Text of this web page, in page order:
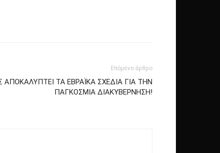
Επόμενο άρθρο
ΑΠΟΚΑΛΥΠΤΕΙ ΤΑ ΕΒΡΑΪΚΑ ΣΧΕΔΙΑ ΓΙΑ ΤΗΝ
ΠΑΓΚΟΣΜΙΑ ΔΙΑΚΥΒΕΡΝΗΣΗ!